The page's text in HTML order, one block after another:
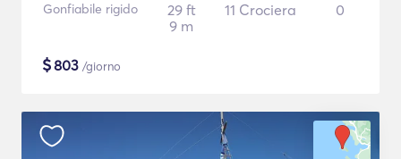
Gonfiabile rigido
29 ft
9 m
11 Crociera 0
$803 /giorno